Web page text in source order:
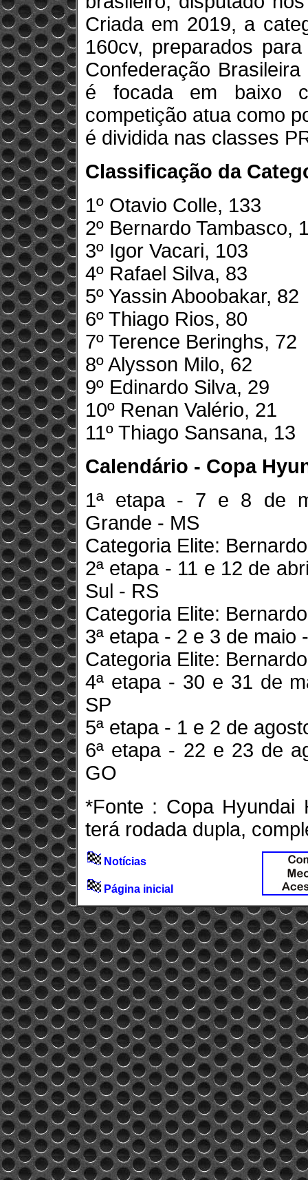
Criada em 2019, a
160cv, preparados
Confederação
é focada em baixo
competição atua como
é dividida nas classes
Classificação da
1º Otavio Colle, 133
2º Bernardo Tambasco,
3º Igor Vacari, 103
4º Rafael Silva, 83
5º Yassin Aboobakar, 82
6º Thiago Rios, 80
7º Terence Beringhs, 72
8º Alysson Milo, 62
9º Edinardo Silva, 29
10º Renan Valério, 21
11º Thiago Sansana, 13
Calendário - Copa
1ª etapa - 7 e 8 de
Grande - MS
Categoria Elite:
2ª etapa - 11 e 12 de
Sul - RS
Categoria Elite:
3ª etapa - 2 e 3 de maio
Categoria Elite:
4ª etapa - 30 e 31 de
SP
5ª etapa - 1 e 2 de
6ª etapa - 22 e 23 de
GO
*Fonte : Copa Hyundai
terá rodada dupla,
Notícias
Página inicial